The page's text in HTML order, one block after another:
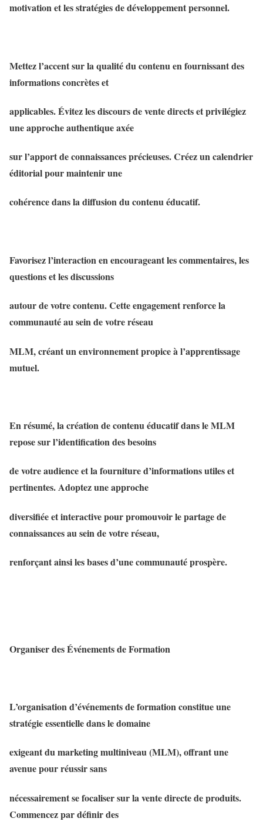
motivation et les stratégies de développement personnel.
Mettez l’accent sur la qualité du contenu en fournissant des
informations concrètes et
applicables. Évitez les discours de vente directs et privilégiez
une approche authentique axée
sur l’apport de connaissances précieuses. Créez un calendrier
éditorial pour maintenir une
cohérence dans la diffusion du contenu éducatif.
Favorisez l’interaction en encourageant les commentaires, les
questions et les discussions
autour de votre contenu. Cette engagement renforce la
communauté au sein de votre réseau
MLM, créant un environnement propice à l’apprentissage
mutuel.
En résumé, la création de contenu éducatif dans le MLM
repose sur l’identification des besoins
de votre audience et la fourniture d’informations utiles et
pertinentes. Adoptez une approche
diversifiée et interactive pour promouvoir le partage de
connaissances au sein de votre réseau,
renforçant ainsi les bases d’une communauté prospère.
Organiser des Événements de Formation
L’organisation d’événements de formation constitue une
stratégie essentielle dans le domaine
exigeant du marketing multiniveau (MLM), offrant une
avenue pour réussir sans
nécessairement se focaliser sur la vente directe de produits.
Commencez par définir des